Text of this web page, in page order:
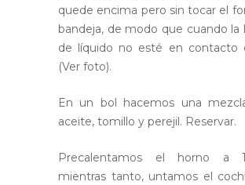
quede encima pero sin tocar el
bandeja, de modo que cuando la
de líquido no esté en contacto
(Ver foto).
En un bol hacemos una
aceite, tomillo y perejil. Reservar.
Precalentamos el horno a
mientras tanto, untamos el